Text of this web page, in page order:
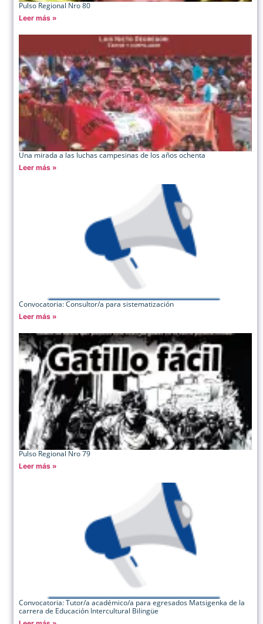
Pulso Regional Nro 80
Leer más »
Una mirada a las luchas campesinas de los años ochenta
Leer más »
Convocatoria: Consultor/a para sistematización
Leer más »
Pulso Regional Nro 79
Leer más »
Convocatoria: Tutor/a académico/a para egresados Matsigenka de la
carrera de Educación Intercultural Bilingüe